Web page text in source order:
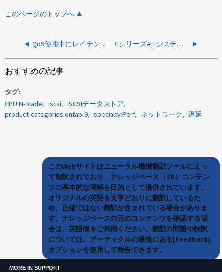
このページのトップへ
QoS使用中にレイテンシが急激に増加する - 解決ガイド CシリーズAFFシステム上のOracleデータベースのレイテンシの問題
おすすめの記事
タグ
CPU N-blade
iscsi
iSCSIデータストア
product-categories:ontap-9
specialty:Perf ネットワーク 遅延
このWebサイトはニューラル機械翻訳ツールによっ
て翻訳されており、ナレッジベース（KB）コンテン
ツの基本的な理解を目的として提供されています。
オリジナルの英語を文字どおりに翻訳しているた
め、正確ではない翻訳が含まれている場合がありま
す。ナレッジベースの元のコンテンツを確認する場
合は、英語版をご利用ください。翻訳の問題や誤訳
については、アーティクルの最後にある[Feedback]
オプションを使用して報告できます。
MORE IN SUPPORT